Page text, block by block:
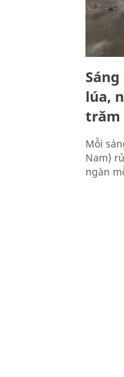
lúa,
trăm
Mỗi
Nam)
ngàn